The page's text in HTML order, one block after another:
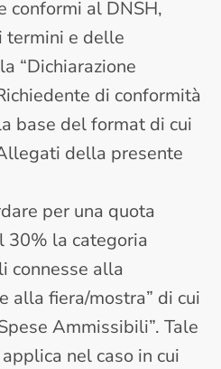
conformi al DNSH,
termini e delle
“Dichiarazione
di conformità
base del format di cui
della presente
per una quota
30% la categoria
connesse alla
alla fiera/mostra” di cui
Ammissibili”. Tale
nel caso in cui